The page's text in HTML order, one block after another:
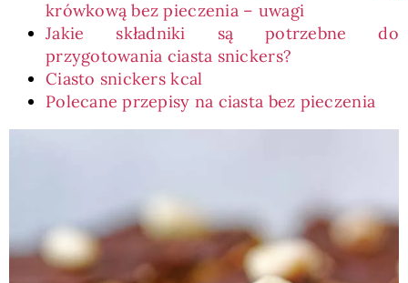
krówkową bez pieczenia – uwagi
Jakie składniki są potrzebne do
przygotowania ciasta snickers?
Ciasto snickers kcal
Polecane przepisy na ciasta bez pieczenia